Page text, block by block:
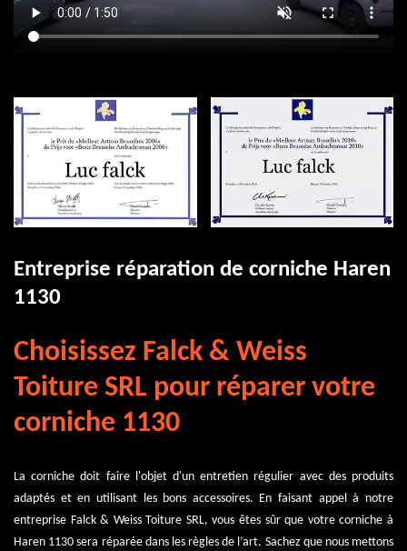
Entreprise réparation de corniche Haren
1130
Choisissez Falck & Weiss
Toiture SRL pour réparer votre
corniche 1130
La corniche doit faire l'objet d'un entretien régulier avec des produits
adaptés et en utilisant les bons accessoires. En faisant appel à notre
entreprise Falck & Weiss Toiture SRL, vous êtes sûr que votre corniche à
Haren 1130 sera réparée dans les règles de l’art. Sachez que nous mettons